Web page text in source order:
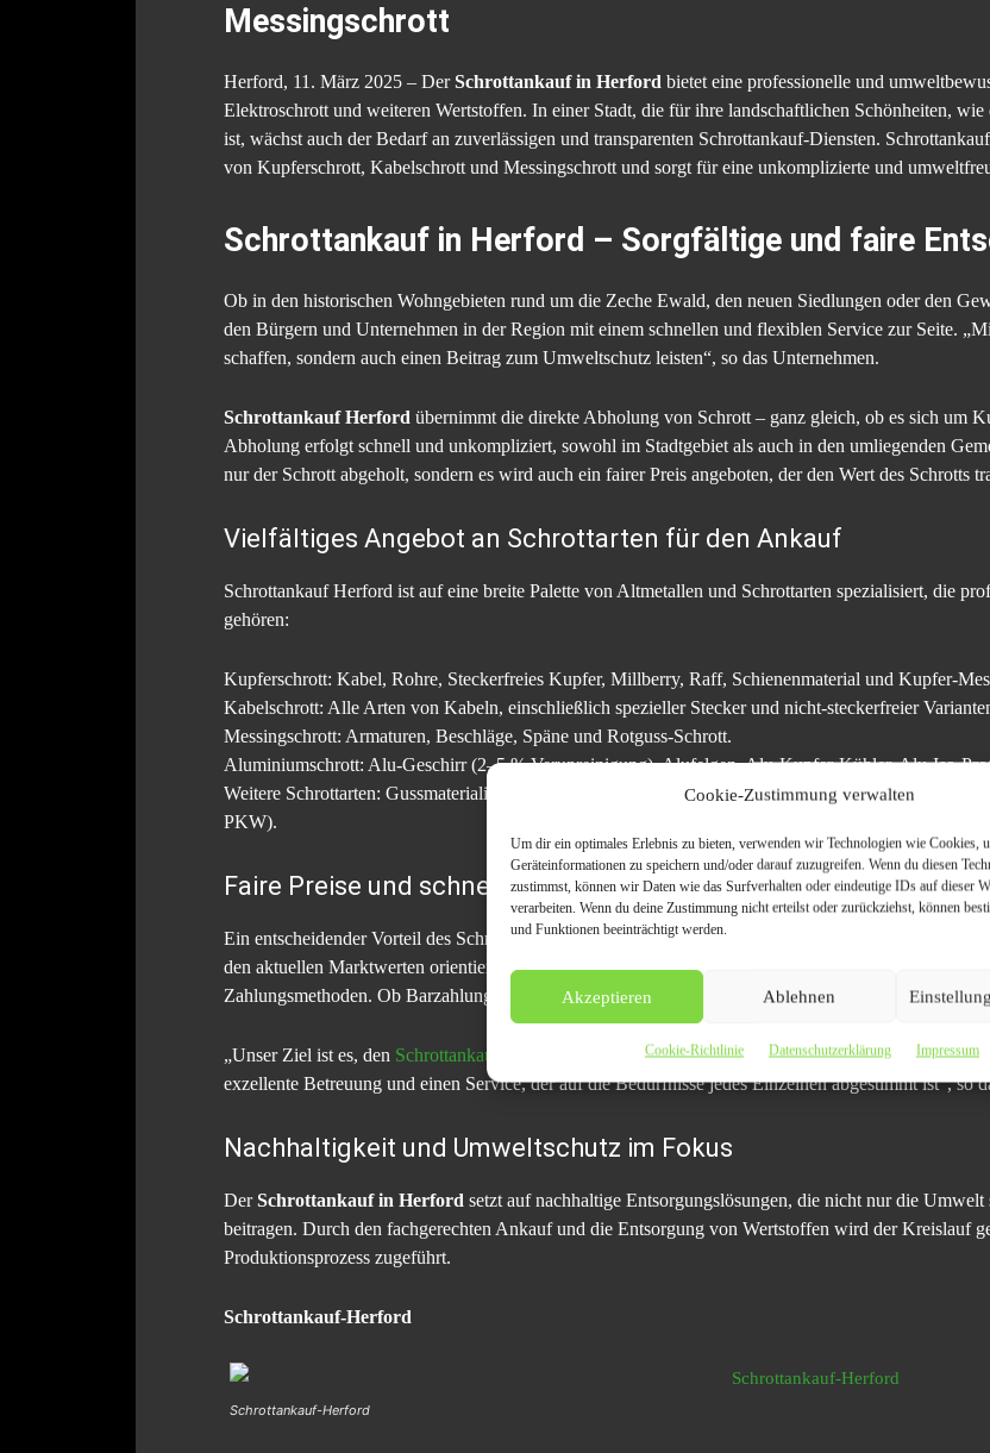
Cookie-Zustimmung verwalten
Um dir ein optimales Erlebnis zu bieten, verwenden wir Technologien wie Cookies,
Geräteinformationen zu speichern und/oder darauf zuzugreifen. Wenn du diesen
zustimmst, können wir Daten wie das Surfverhalten oder eindeutige IDs auf dieser
verarbeiten. Wenn du deine Zustimmung nicht erteilst oder zurückziehst, können
und Funktionen beeinträchtigt werden.
Akzeptieren Ablehnen
Cookie-Richtlinie Datenschutzerklärung Impressum
Messingschrott
Herford, 11. März 2025 – DerSchrottankauf in Herford bietet eine professionelle und
Elektroschrott und weiteren Wertstoffen. In einer Stadt, die für ihre landschaftlichen Schönheiten,
ist, wächst auch der Bedarf an zuverlässigen und transparenten Schrottankauf-Diensten.
von Kupferschrott, Kabelschrott und Messingschrott und sorgt für eine unkomplizierte und
Schrottankauf in Herford – Sorgfältige und faire
Ob in den historischen Wohngebieten rund um die Zeche Ewald, den neuen Siedlungen oder den
den Bürgern und Unternehmen in der Region mit einem schnellen und flexiblen Service zur Seite.
schaffen, sondern auch einen Beitrag zum Umweltschutz leisten“, so das Unternehmen.
Schrottankauf Herford übernimmt die direkte Abholung von Schrott – ganz gleich, ob es sich um
Abholung erfolgt schnell und unkompliziert, sowohl im Stadtgebiet als auch in den umliegenden
nur der Schrott abgeholt, sondern es wird auch ein fairer Preis angeboten, der den Wert des Schrotts
Vielfältiges Angebot an Schrottarten für den Ankauf
Schrottankauf Herford ist auf eine breite Palette von Altmetallen und Schrottarten spezialisiert, die
gehören:
Kupferschrott: Kabel, Rohre, Steckerfreies Kupfer, Millberry, Raff, Schienenmaterial und Kupfer-
Kabelschrott: Alle Arten von Kabeln, einschließlich spezieller Stecker und nicht-steckerfreier
Messingschrott: Armaturen, Beschläge, Späne und Rotguss-Schrott.
Aluminiumschrott: Alu-Geschirr (2–5 % Verunreinigung), Alufelgen, Alu-Kupfer-Kühler, Alu-Iso-
Weitere Schrottarten: Gussmaterialien wie Bremsscheiben und Karosserien, Edelstähle (V2A,
PKW).
Faire Preise und schnelle Abwicklung
Ein entscheidender Vorteil des Schrottankaufs in Herford ist die transparente Preisgestaltung.
den aktuellen Marktwerten orientiert sind. Die Abwicklung erfolgt schnell und unkompliziert, mit
Zahlungsmethoden. Ob Barzahlung oder Überweisung – die Kunden können wählen, was für sie am
„Unser Ziel ist es, den Schrottankauf
für unsere Kunden so einfach wie möglich zu gestalten. Wir
exzellente Betreuung und einen Service, der auf die Bedürfnisse jedes Einzelnen abgestimmt ist“, so
Nachhaltigkeit und Umweltschutz im Fokus
DerSchrottankauf in Herford setzt auf nachhaltige Entsorgungslösungen, die nicht nur die
beitragen. Durch den fachgerechten Ankauf und die Entsorgung von Wertstoffen wird der Kreislauf
Produktionsprozess zugeführt.
Schrottankauf-Herford
Schrottankauf-Herford